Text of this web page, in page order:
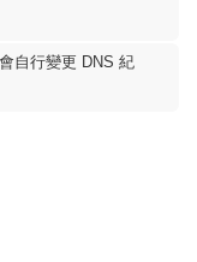
自行變更 DNS 紀